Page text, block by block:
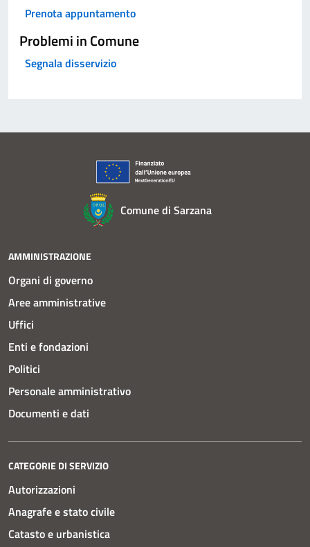
Prenota appuntamento
Problemi in Comune
Segnala disservizio
Comune di Sarzana
AMMINISTRAZIONE
Organi di governo
Aree amministrative
Uffici
Enti e fondazioni
Politici
Personale amministrativo
Documenti e dati
CATEGORIE DI SERVIZIO
Autorizzazioni
Anagrafe e stato civile
Catasto e urbanistica